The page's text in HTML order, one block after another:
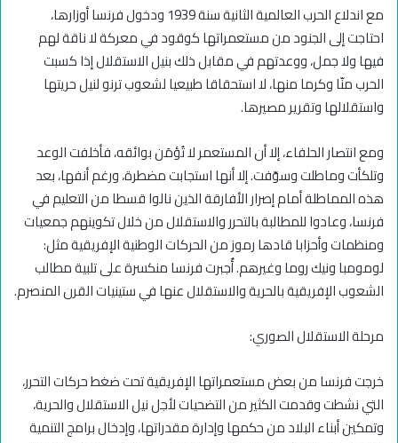
مع اندلاع الحرب العالمية الثانية سنة 1939 ودخول فرنسا أوزارها،
احتاجت إلى الجنود من مستعمراتها كوقود في معركة لا ناقة لهم
فيها ولا جمل، ووعدتهم في مقابل ذلك بنيل الاستقلال إذا كسبت
الحرب منّا وكرما منها، لا استحقاقا طبيعيا لشعوب ترنو لنيل حريتها
واستقلالها وتقرير مصيرها.
ومع انتصار الحلفاء، إلا أن المستعمر لا تُؤمَن بوائقه، فأخلفت الوعد
وتلكأت وماطلت وسوّفت. إلا أنها استجابت مضطرة، ورغم أنفها، بعد
هذه المماطلة أمام إصرار الأفارقة الذين نالوا قسطا من التعليم في
فرنسا، وعادوا للمطالبة بالتحرر والاستقلال من خلال تكوينهم جمعيات
ومنظمات وأحزابا قادها رموز من الحركات الوطنية الإفريقية مثل:
لومومبا ونيك روما وغيرهم. أُجبرت فرنسا منكسرة على تلبية مطالب
الشعوب الإفريقية بالحرية والاستقلال عنها في ستينيات القرن المنصرم.
مرحلة الاستقلال الصوري:
خرجت فرنسا من بعض مستعمراتها الإفريقية تحت ضغط حركات التحرر،
التي نشطت وقدمت الكثير من التضحيات لأجل نيل الاستقلال والحرية،
وتمكين أبناء البلاد من حكمها وإدارة مقدراتها، وإدخال برامج التنمية